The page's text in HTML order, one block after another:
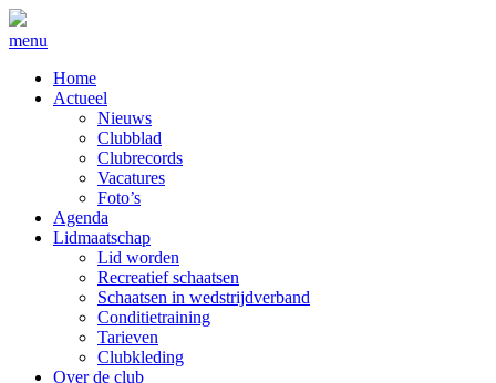
menu
Home
Actueel
Nieuws
Clubblad
Clubrecords
Vacatures
Foto’s
Agenda
Lidmaatschap
Lid worden
Recreatief schaatsen
Schaatsen in wedstrijdverband
Conditietraining
Tarieven
Clubkleding
Over de club